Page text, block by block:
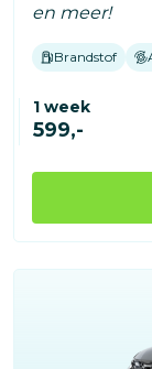
en meer!
Brandstof
1 week
599,-